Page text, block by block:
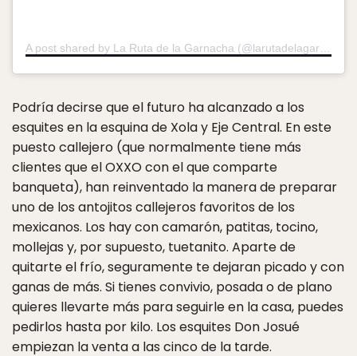
A post shared by La Ruta de la Garnacha (@larutadelagarnacha)
Podría decirse que el futuro ha alcanzado a los
esquites en la esquina de Xola y Eje Central. En este
puesto callejero (que normalmente tiene más
clientes que el OXXO con el que comparte
banqueta), han reinventado la manera de preparar
uno de los antojitos callejeros favoritos de los
mexicanos. Los hay con camarón, patitas, tocino,
mollejas y, por supuesto, tuetanito. Aparte de
quitarte el frío, seguramente te dejaran picado y con
ganas de más. Si tienes convivio, posada o de plano
quieres llevarte más para seguirle en la casa, puedes
pedirlos hasta por kilo. Los esquites Don Josué
empiezan la venta a las cinco de la tarde.